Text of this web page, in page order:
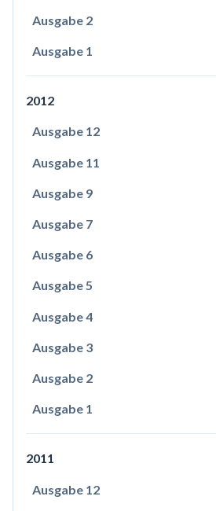
Ausgabe 2
Ausgabe 1
2012
Ausgabe 12
Ausgabe 11
Ausgabe 9
Ausgabe 7
Ausgabe 6
Ausgabe 5
Ausgabe 4
Ausgabe 3
Ausgabe 2
Ausgabe 1
2011
Ausgabe 12